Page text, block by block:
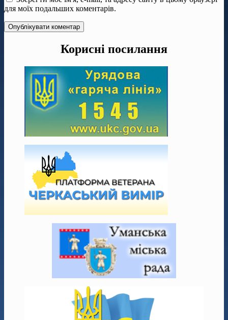
для моїх подальших коментарів.
Корисні посилання